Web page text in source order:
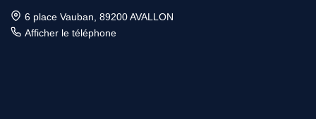
6 place Vauban, 89200 AVALLON
Afficher le téléphone